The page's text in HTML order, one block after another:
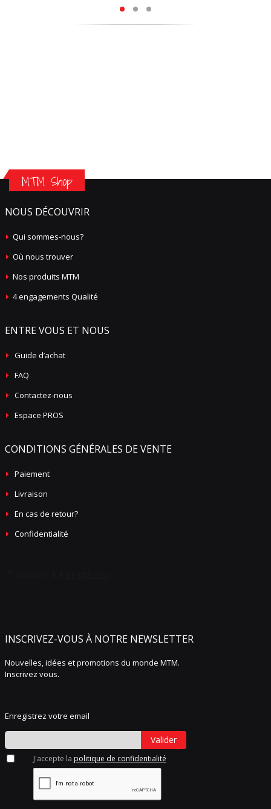
MTM Shop
NOUS DÉCOUVRIR
Qui sommes-nous?
Où nous trouver
Nos produits MTM
4 engagements Qualité
ENTRE VOUS ET NOUS
Guide d’achat
FAQ
Contactez-nous
Espace PROS
CONDITIONS GÉNÉRALES DE VENTE
Paiement
Livraison
En cas de retour?
Confidentialité
INSCRIVEZ-VOUS À NOTRE NEWSLETTER
Nouvelles, idées et promotions du monde MTM.
Inscrivez vous.
Enregistrez votre email
Valider
J'accepte la politique de confidentialité